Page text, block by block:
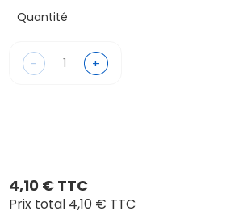
Quantité
- +
4,10 € TTC
Prix total 4,10 € TTC